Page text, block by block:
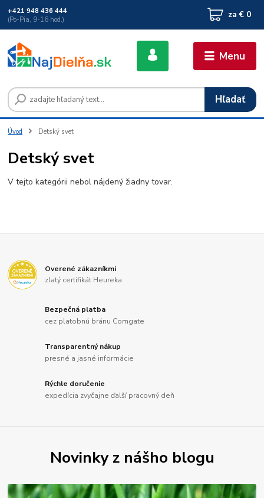
Menu
Hľadať
+421 948 436 444
(Po-Pia, 9-16 hod.)
za € 0
Úvod Detský svet
Detský svet
V tejto kategórii nebol nájdený žiadny tovar.
Overené zákazníkmi
zlatý certifikát Heureka
Bezpečná platba
cez platobnú bránu Comgate
Transparentný nákup
presné a jasné informácie
Rýchle doručenie
expedícia zvyčajne ďalší pracovný deň
Novinky z nášho blogu